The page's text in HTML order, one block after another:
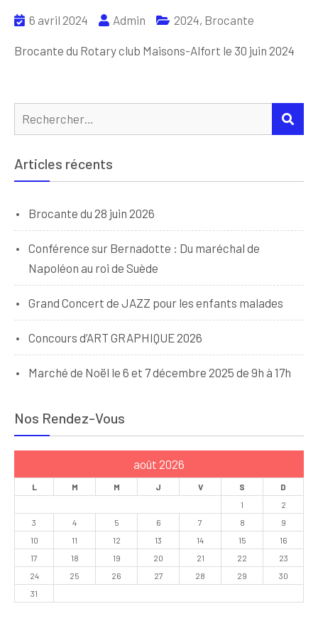
6 avril 2024 Admin 2024, Brocante
Brocante du Rotary club Maisons-Alfort le 30 juin 2024
Rechercher :
Articles récents
Brocante du 28 juin 2026
Conférence sur Bernadotte : Du maréchal de
Napoléon au roi de Suède
Grand Concert de JAZZ pour les enfants malades
Concours d’ART GRAPHIQUE 2026
Marché de Noël le 6 et 7 décembre 2025 de 9h à 17h
Nos Rendez-Vous
août 2026
L M M J V S
D
1
2
3
4 5 6 7 8
9
10
11 12 13 14 15
16
17
18 19 20 21 22
23
24
25 26 27 28 29
30
31